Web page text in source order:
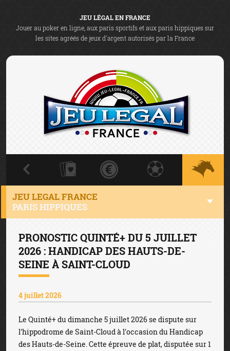
JEU LÉGAL EN FRANCE
Jouer au poker en ligne, aux paris sportifs et aux paris hippiques sur
les sites agréés de jeux d'argent autorisés par la France
JEU LEGAL FRANCE
PARIS HIPPIQUES
PRONOSTIC QUINTÉ+ DU 5 JUILLET
2026 : HANDICAP DES HAUTS-DE-
SEINE À SAINT-CLOUD
4 juillet 2026
Le Quinté+ du dimanche 5 juillet 2026 se dispute sur
l'hippodrome de Saint-Cloud à l'occasion du Handicap
des Hauts-de-Seine. Cette épreuve de plat, disputée sur 1